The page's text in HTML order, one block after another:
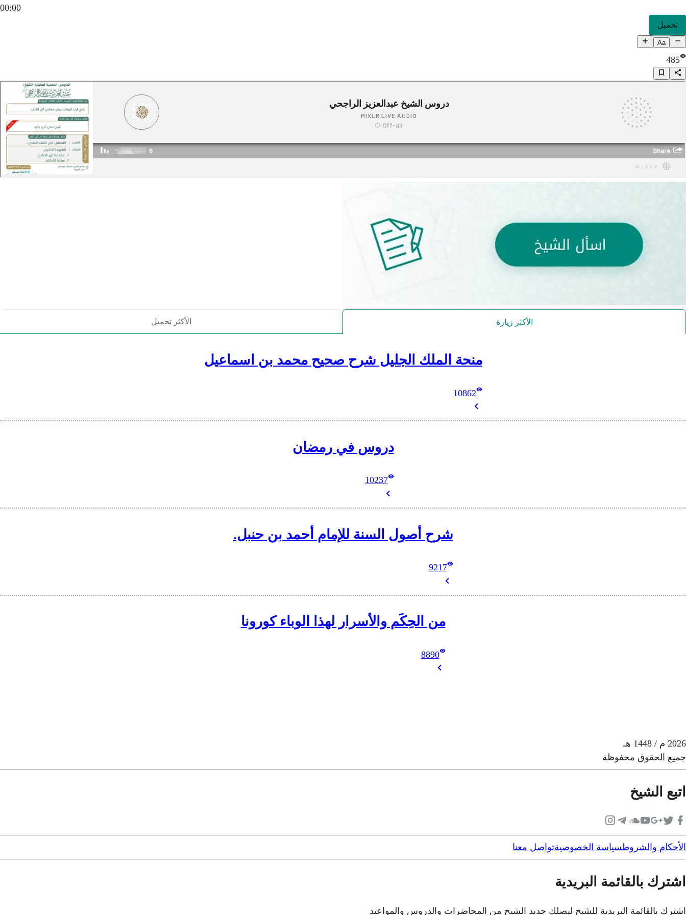
00:00
تحميل
Aa
485
الأكثر زيارة الأكثر تحميل
منحة الملك الجليل شرح صحيح محمد بن اسماعيل
10862
دروس في رمضان
10237
شرح أصول السنة للإمام أحمد بن حنبل.
9217
من الحِكَم والأسرار لهذا الوباء كورونا
8890
2026 م / 1448 هـ
جميع الحقوق محفوظة
اتبع الشيخ
الأحكام والشروطسياسة الخصوصيةتواصل معنا
اشترك بالقائمة البريدية
اشترك بالقائمة البريدية للشيخ ليصلك جديد الشيخ من المحاضرات والدروس والمواعيد